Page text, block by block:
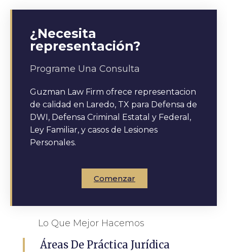
¿Necesita
representación?
Programe Una Consulta
Guzman Law Firm ofrece representacion
de calidad en Laredo, TX para Defensa de
DWI, Defensa Criminal Estatal y Federal,
Ley Familiar, y casos de Lesiones
Personales.
Comenzar
Lo Que Mejor Hacemos
Áreas De Práctica Jurídica